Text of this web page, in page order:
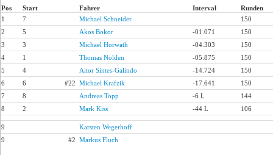
Pos Start Fahrer Interval
Runden
1
7 Michael Schneider
150
2
5 Akos Bokor -01.071
150
3
3 Michael Horwath -04.303
150
4
1 Thomas Nolden -05.875
150
5
4 Aitor Sintes-Galindo -14.724
150
6
6 #22 Michael Krafzik -17.641
150
7
8 Andreas Topp -6 L
144
8
2 Mark Kiss -44 L 106
9
Karsten Wegerhoff
9
#2 Markus Fluch